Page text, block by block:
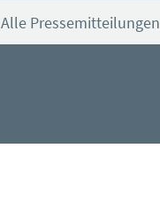
Alle Pressemitteilungen